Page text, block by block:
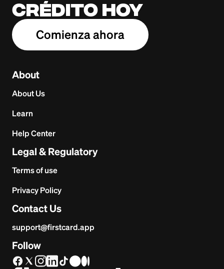
crédito hoy
Comienza ahora
About
About Us
Learn
Help Center
Legal & Regulatory
Terms of use
Privacy Policy
Contact Us
support@firstcard.app
Follow